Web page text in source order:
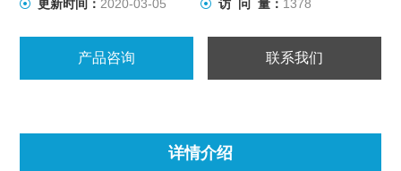
更新时间： 2020-03-05 访 问 量： 1378
产品咨询 联系我们
详情介绍